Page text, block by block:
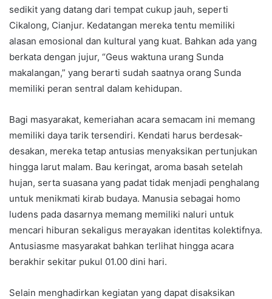
sedikit yang datang dari tempat cukup jauh, seperti
Cikalong, Cianjur. Kedatangan mereka tentu memiliki
alasan emosional dan kultural yang kuat. Bahkan ada yang
berkata dengan jujur, “Geus waktuna urang Sunda
makalangan,” yang berarti sudah saatnya orang Sunda
memiliki peran sentral dalam kehidupan.
Bagi masyarakat, kemeriahan acara semacam ini memang
memiliki daya tarik tersendiri. Kendati harus berdesak-
desakan, mereka tetap antusias menyaksikan pertunjukan
hingga larut malam. Bau keringat, aroma basah setelah
hujan, serta suasana yang padat tidak menjadi penghalang
untuk menikmati kirab budaya. Manusia sebagai homo
ludens pada dasarnya memang memiliki naluri untuk
mencari hiburan sekaligus merayakan identitas kolektifnya.
Antusiasme masyarakat bahkan terlihat hingga acara
berakhir sekitar pukul 01.00 dini hari.
Selain menghadirkan kegiatan yang dapat disaksikan